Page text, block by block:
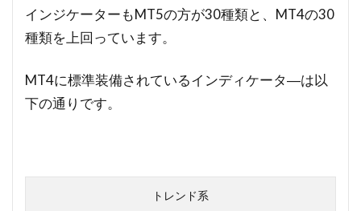
インジケーターもMT5の方が30種類と、MT4の30
種類を上回っています。
MT4に標準装備されているインディケータ―は以
下の通りです。
トレンド系